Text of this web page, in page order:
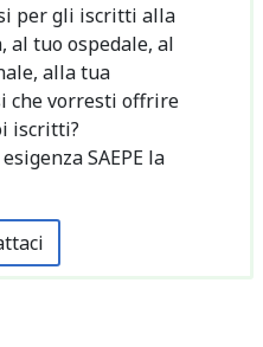
per gli iscritti alla
al tuo ospedale, al
alla tua
che vorresti offrire
iscritti?
SAEPE la